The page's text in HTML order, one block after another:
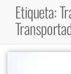
Etiqueta: